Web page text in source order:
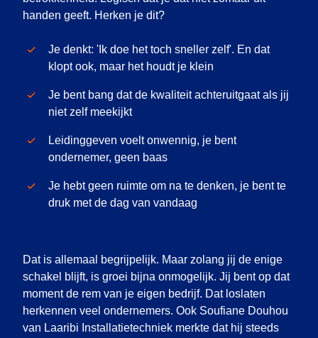
handen geeft. Herken je dit?
Je denkt: 'Ik doe het toch sneller zelf'. En dat
klopt ook, maar het houdt je klein
Je bent bang dat de kwaliteit achteruitgaat als jij
niet zelf meekijkt
Leidinggeven voelt onwennig, je bent
ondernemer, geen baas
Je hebt geen ruimte om na te denken, je bent te
druk met de dag van vandaag
Dat is allemaal begrijpelijk. Maar zolang jij de enige
schakel blijft, is groei bijna onmogelijk. Jij bent op dat
moment de rem van je eigen bedrijf. Dat loslaten
herkennen veel ondernemers. Ook Soufiane Douhou
van Laaribi Installatietechniek merkte dat hij steeds